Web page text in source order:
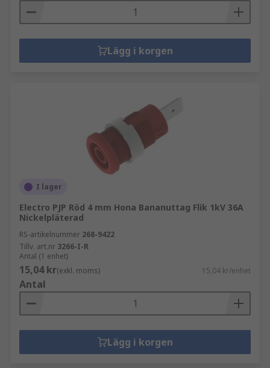
Lägg i korgen
I lager
Electro PJP Röd 4 mm Hona Bananuttag Flik 1kV 36A
Nickelpläterad
RS-artikelnummer 268-9422
Tillv. art.nr 3266-I-R
Antal (1 enhet)
15,04 kr(exkl. moms) 15,04 kr/enhet
Antal
Lägg i korgen